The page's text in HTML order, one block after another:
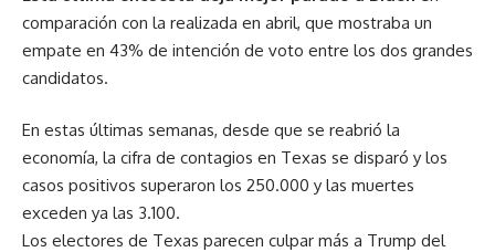
comparación con la realizada en abril, que mostraba un
empate en 43% de intención de voto entre los dos grandes
candidatos.
En estas últimas semanas, desde que se reabrió la
economía, la cifra de contagios en Texas se disparó y los
casos positivos superaron los 250.000 y las muertes
exceden ya las 3.100.
Los electores de Texas parecen culpar más a Trump del